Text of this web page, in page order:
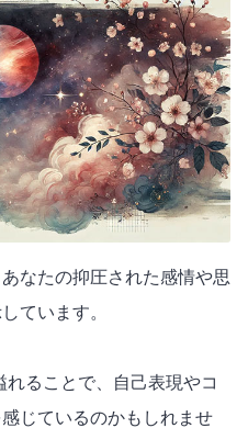
なたの抑圧された感情や思
ています。
ることで、自己表現やコ
じているのかもしれませ